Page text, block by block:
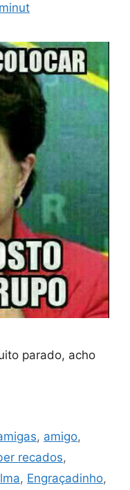
parado, acho
, amigo,
recados,
, Engraçadinho,